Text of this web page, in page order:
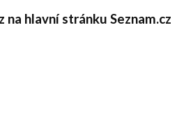
na hlavní stránku Seznam.cz